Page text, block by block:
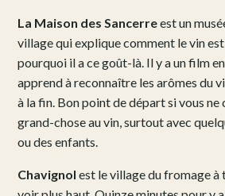
La Maison des Sancerreest un
village qui explique comment le vin
pourquoi il a ce goût-là. Il y a un film
apprend à reconnaître les arômes du
à la fin. Bon point de départ si vous ne
grand-chose au vin, surtout avec
ou des enfants.
Chavignol est le village du fromage